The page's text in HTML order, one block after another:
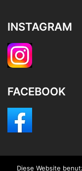
INSTAGRAM
FACEBOOK
Diese Website